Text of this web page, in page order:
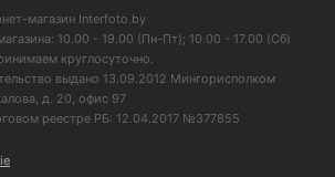
магазин Interfoto.by
10.00 - 19.00 (Пн-Пт); 10.00 - 17.00 (Сб)
круглосуточно.
выдано 13.09.2012 Мингорисполком
д. 20, офис 97
реестре РБ: 12.04.2017 №377855